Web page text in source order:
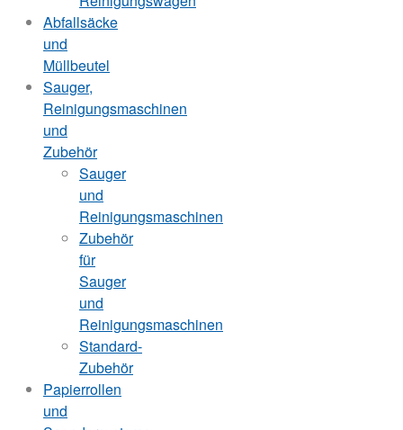
Abfallsäcke
und
Müllbeutel
Sauger,
Reinigungsmaschinen
und
Zubehör
Sauger
und
Reinigungsmaschinen
Zubehör
für
Sauger
und
Reinigungsmaschinen
Standard-
Zubehör
Papierrollen
und